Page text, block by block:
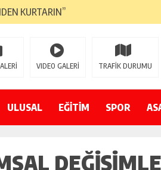
KURTARIN”
YENİ GÖZDESİ OLACAK”
KAMUOYUNA
VIDEO GALERİ TRAFİK DURUMU
ULUSAL EĞİTİM SPOR